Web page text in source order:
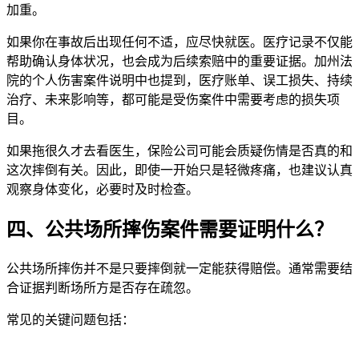
加重。
如果你在事故后出现任何不适，应尽快就医。医疗记录不仅能
帮助确认身体状况，也会成为后续索赔中的重要证据。加州法
院的个人伤害案件说明中也提到，医疗账单、误工损失、持续
治疗、未来影响等，都可能是受伤案件中需要考虑的损失项
目。
如果拖很久才去看医生，保险公司可能会质疑伤情是否真的和
这次摔倒有关。因此，即使一开始只是轻微疼痛，也建议认真
观察身体变化，必要时及时检查。
四、公共场所摔伤案件需要证明什么？
公共场所摔伤并不是只要摔倒就一定能获得赔偿。通常需要结
合证据判断场所方是否存在疏忽。
常见的关键问题包括：